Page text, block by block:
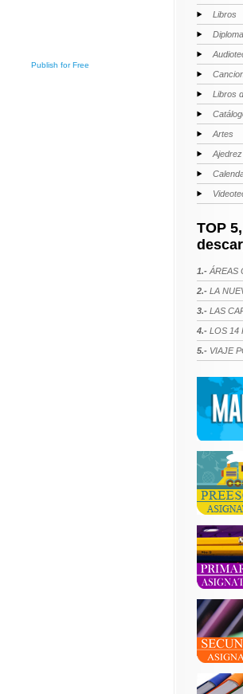
Publish for Free
Libros
Libros
Artes
Ajedrez
TOP
1.- ÁREAS
2.- LA
3.- LAS
4.- LOS 14
5.- VIAJE